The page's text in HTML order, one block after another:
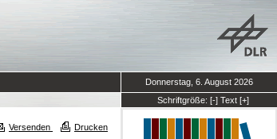
Donnerstag, 6. August 2026
Schriftgröße: [-] Text [+]
Versenden Drucken